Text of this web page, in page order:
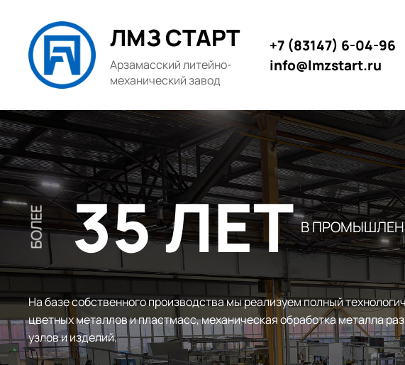
ЛМЗ СТАРТ
Арзамасский литейно-
механический завод
+7 (83147) 6-04-96
info@lmzstart.ru
БОЛЕЕ 35 ЛЕТ В
На базе собственного производства мы реализуем полный
цветных металлов и пластмасс, механическая обработка металла
узлов и изделий.